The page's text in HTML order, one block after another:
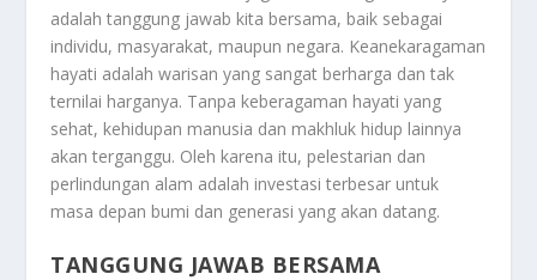
adalah tanggung jawab kita bersama, baik sebagai
individu, masyarakat, maupun negara. Keanekaragaman
hayati adalah warisan yang sangat berharga dan tak
ternilai harganya. Tanpa keberagaman hayati yang
sehat, kehidupan manusia dan makhluk hidup lainnya
akan terganggu. Oleh karena itu, pelestarian dan
perlindungan alam adalah investasi terbesar untuk
masa depan bumi dan generasi yang akan datang.
TANGGUNG JAWAB BERSAMA